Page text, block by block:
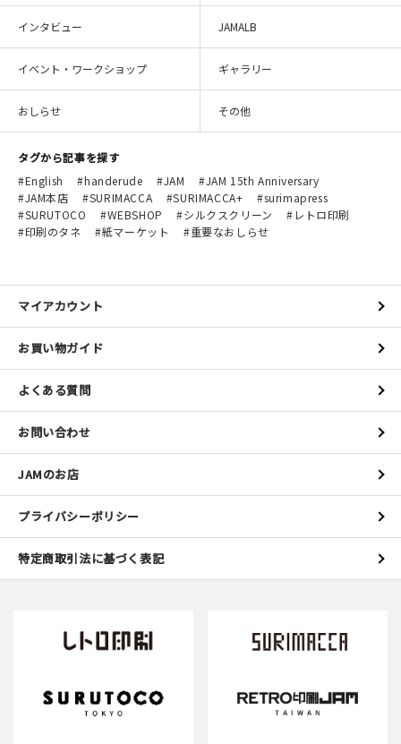
インタビュー JAMALB
イベント・ワークショップ ギャラリー
おしらせ その他
タグから記事を探す
English
handerude JAM
JAM 15th Anniversary
JAM本店
SURIMACCA SURIMACCA+
surimapress
SURUTOCO
WEBSHOP シルクスクリーン
レトロ印刷
印刷のタネ
紙マーケット 重要なおしらせ
マイアカウント
お買い物ガイド
よくある質問
お問い合わせ
JAMのお店
プライバシーポリシー
特定商取引法に基づく表記